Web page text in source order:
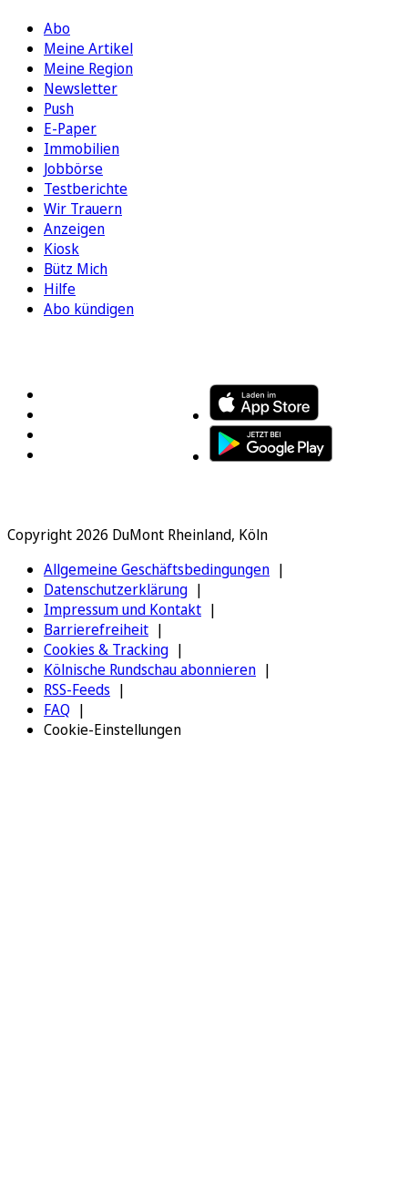
Abo
Meine Artikel
Meine Region
Newsletter
Push
E-Paper
Immobilien
Jobbörse
Testberichte
Wir Trauern
Anzeigen
Kiosk
Bütz Mich
Hilfe
Abo kündigen
Copyright 2026 DuMont Rheinland, Köln
Allgemeine Geschäftsbedingungen
Datenschutzerklärung
Impressum und Kontakt
Barrierefreiheit
Cookies & Tracking
Kölnische Rundschau abonnieren
RSS-Feeds
FAQ
Cookie-Einstellungen